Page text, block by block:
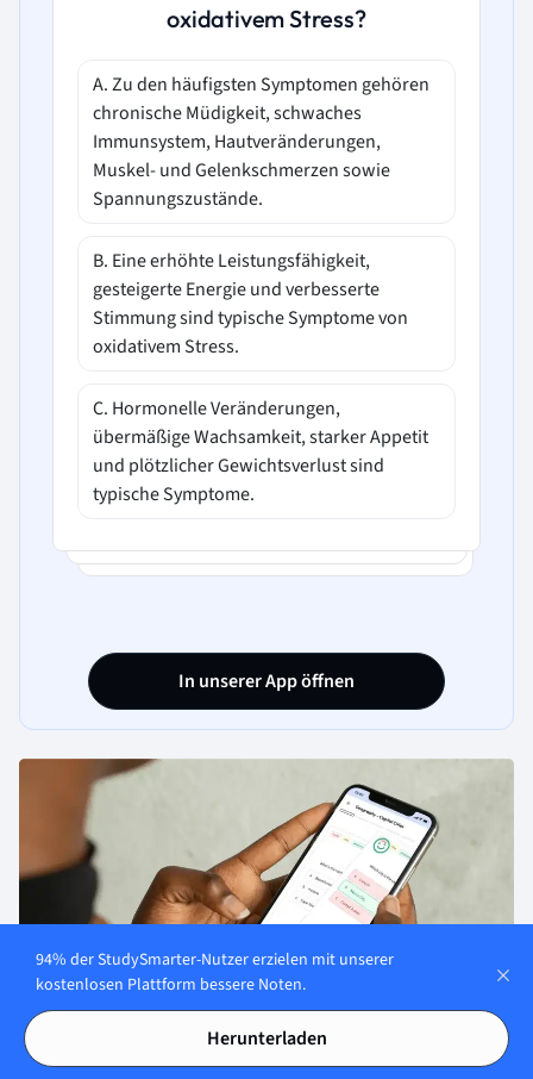
oxidativem Stress?
A. Zu den häufigsten Symptomen gehören
chronische Müdigkeit, schwaches
Immunsystem, Hautveränderungen,
Muskel- und Gelenkschmerzen sowie
Spannungszustände.
B. Eine erhöhte Leistungsfähigkeit,
gesteigerte Energie und verbesserte
Stimmung sind typische Symptome von
oxidativem Stress.
C. Hormonelle Veränderungen,
übermäßige Wachsamkeit, starker Appetit
und plötzlicher Gewichtsverlust sind
typische Symptome.
D. Ein starkes Herz-Kreislauf-System,
schneller Schlaf und wenig Stress deuten
In unserer App öffnen
94% der StudySmarter-Nutzer erzielen mit unserer
kostenlosen Plattform bessere Noten.
Herunterladen